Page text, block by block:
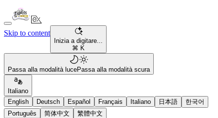
Skip to content
Inizia a digitare...
⌘ K
Passa alla modalità lucePassa alla modalità scura
Italiano
English
Deutsch Español Français Italiano 日本語
한국어
Português
简体中文 繁體中文